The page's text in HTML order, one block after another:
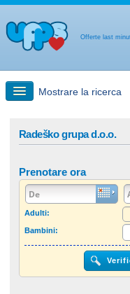
Offerte last
Mostrare la ricerca
Offerta last
Altro paese
Radeško grupa d.o.o.
Prenotare ora
Adulti:
Bambini: